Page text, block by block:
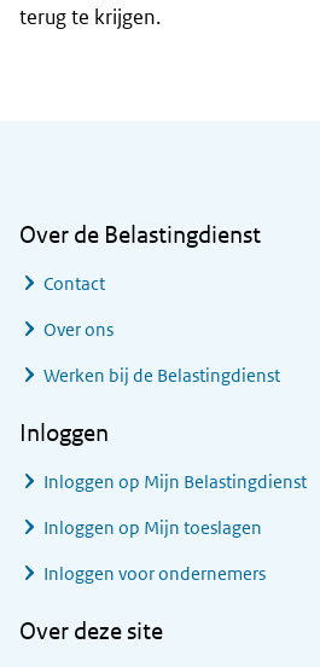
terug te krijgen.
Over de Belastingdienst
Contact
Over ons
Werken bij de Belastingdienst
Inloggen
Inloggen op Mijn Belastingdienst
Inloggen op Mijn toeslagen
Inloggen voor ondernemers
Over deze site